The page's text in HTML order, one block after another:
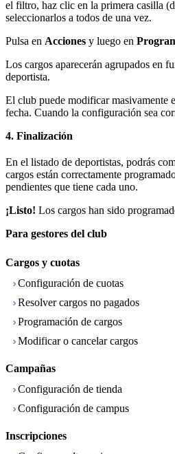
el filtro, haz clic en la primera casilla
seleccionarlos a todos de una vez.
Pulsa en Acciones y luego en
Los cargos aparecerán agrupados en
deportista.
El club puede modificar masivamente
fecha. Cuando la configuración sea
4. Finalización
En el listado de deportistas, podrás
cargos están correctamente
pendientes que tiene cada uno.
¡Listo! Los cargos han sido
Para gestores del club
Cargos y cuotas
Configuración de cuotas
Resolver cargos no pagados
Programación de cargos
Modificar o cancelar cargos
Campañas
Configuración de tienda
Configuración de campus
Inscripciones